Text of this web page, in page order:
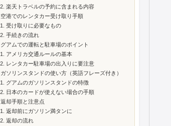
楽天トラベルの予約に含まれる内容
空港でのレンタカー受け取り手順
受け取りに必要なもの
手続きの流れ
グアムでの運転と駐車場のポイント
アメリカ交通ルールの基本
レンタカー駐車場の出入りに要注意
ガソリンスタンドの使い方（英語フレーズ付き）
グアムのガソリンスタンドの特徴
日本のカードが使えない場合の手順
返却手順と注意点
返却前にガソリン満タンに
返却の流れ